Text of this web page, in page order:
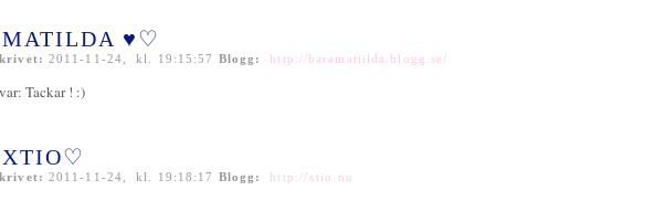
♥♡
2011-11-24, kl. 19:15:57 Blogg: http://baramatiilda.blogg.se/
Tackar ! :)
2011-11-24, kl. 19:18:17 Blogg: http://xtio.nu